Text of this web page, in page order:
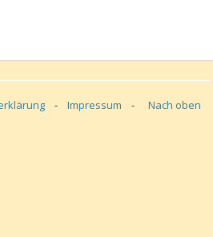
Nach oben
- Impressum -